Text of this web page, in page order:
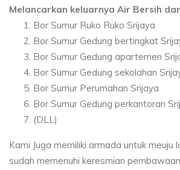
Melancarkan keluarnya Air Bersih
Bor Sumur Ruko Ruko Srijaya
Bor Sumur Gedung bertingkat
Bor Sumur Gedung apartemen
Bor Sumur Gedung sekolahan
Bor Sumur Perumahan Srijaya
Bor Sumur Gedung perkantoran
(DLL)
Kami Juga memiliki armada untuk meuju
sudah memenuhi keresmian